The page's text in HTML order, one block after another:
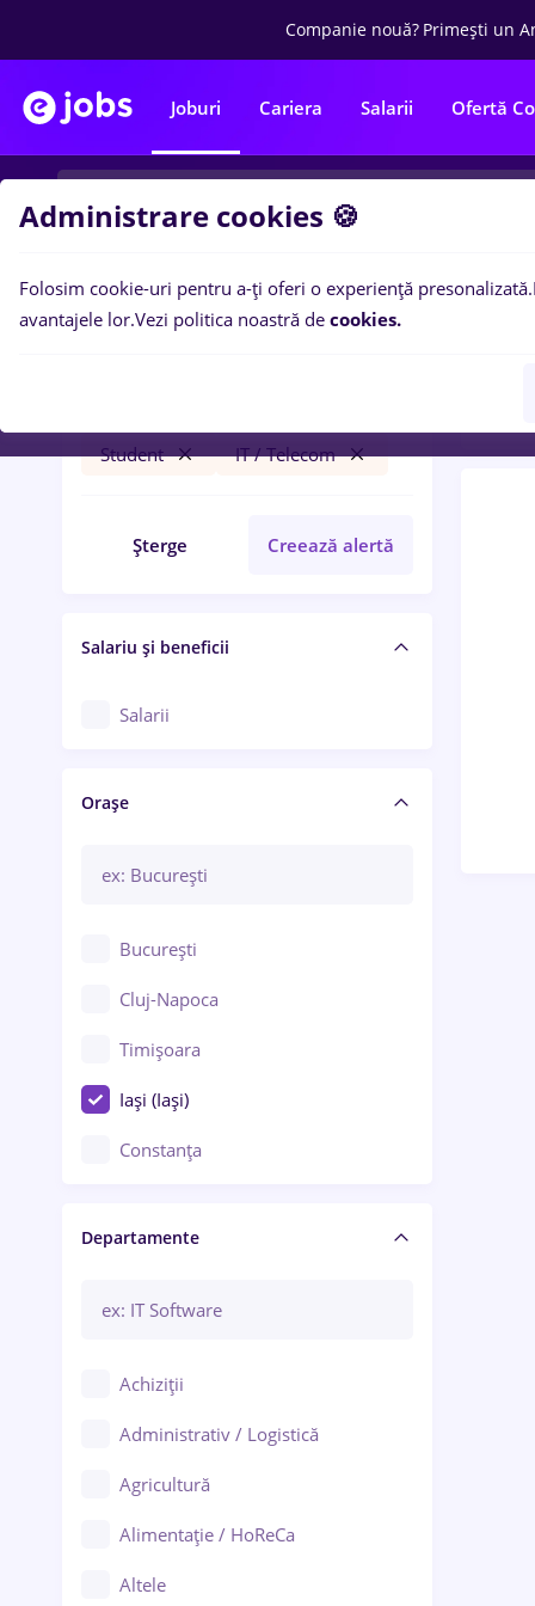
Companie nouă? Primești un
Joburi Cariera Salarii Ofertă
Filtre
Student
IT / Telecom
Șterge Creează alertă
Salariu și beneficii
Salarii
Orașe
București
Cluj-Napoca
Timișoara
Iași (Iași)
Constanța
Brașov
Bacău
Galați (Galați)
Ploiești
Departamente
Achiziții
Administrativ / Logistică
Agricultură
Alimentație / HoReCa
Altele
0
Administrare cookies 🍪
Folosim cookie-uri pentru a-ți oferi o experiență presonalizată.
avantajele lor.Vezi politica noastră de cookies.